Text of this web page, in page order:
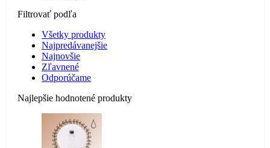
Filtrovať podľa
Všetky produkty
Najpredávanejšie
Najnovšie
Zľavnené
Odporúčame
Najlepšie hodnotené produkty